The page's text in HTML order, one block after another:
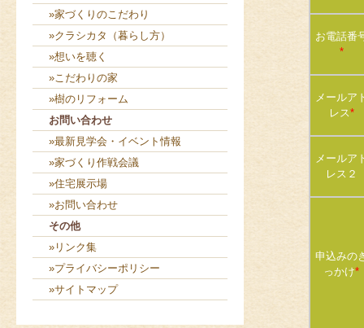
お電話番
*
メールア
レス*
メールア
レス２
申込みの
っかけ*
»家づくりのこだわり
»クラシカタ（暮らし方）
»想いを聴く
»こだわりの家
»樹のリフォーム
お問い合わせ
»最新見学会・イベント情報
»家づくり作戦会議
»住宅展示場
»お問い合わせ
その他
»リンク集
»プライバシーポリシー
»サイトマップ